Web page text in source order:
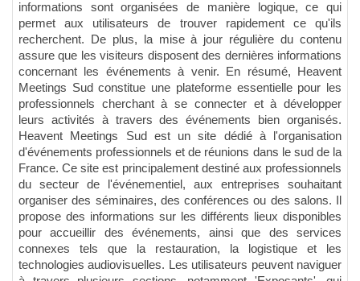
informations sont organisées de manière logique, ce qui
permet aux utilisateurs de trouver rapidement ce qu'ils
recherchent. De plus, la mise à jour régulière du contenu
assure que les visiteurs disposent des dernières informations
concernant les événements à venir. En résumé, Heavent
Meetings Sud constitue une plateforme essentielle pour les
professionnels cherchant à se connecter et à développer
leurs activités à travers des événements bien organisés.
Heavent Meetings Sud est un site dédié à l'organisation
d'événements professionnels et de réunions dans le sud de la
France. Ce site est principalement destiné aux professionnels
du secteur de l'événementiel, aux entreprises souhaitant
organiser des séminaires, des conférences ou des salons. Il
propose des informations sur les différents lieux disponibles
pour accueillir des événements, ainsi que des services
connexes tels que la restauration, la logistique et les
technologies audiovisuelles. Les utilisateurs peuvent naviguer